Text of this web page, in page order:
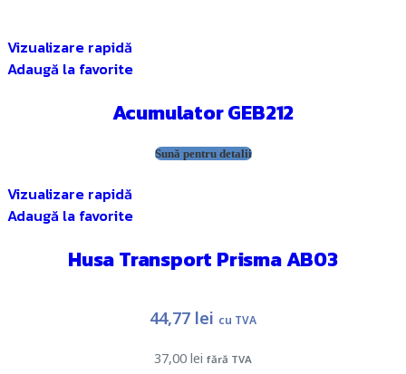
Vizualizare rapidă
Adaugă la favorite
Acumulator GEB212
Sună pentru detalii
Vizualizare rapidă
Adaugă la favorite
Husa Transport Prisma AB03
37,00 lei fără TVA
44,77 lei cu TVA